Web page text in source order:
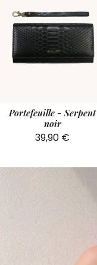
Portefeuille - Serpent
noir
39,90 €